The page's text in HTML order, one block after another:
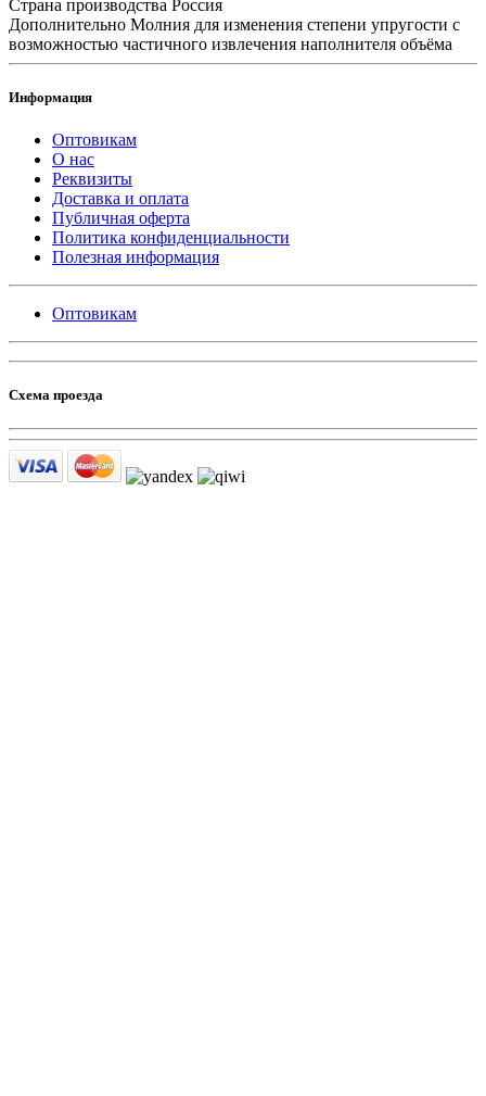
Страна производства Россия
Дополнительно Молния для изменения степени упругости с
возможностью частичного извлечения наполнителя объёма
Информация
Оптовикам
О нас
Реквизиты
Доставка и оплата
Публичная оферта
Политика конфиденциальности
Полезная информация
Оптовикам
Схема проезда